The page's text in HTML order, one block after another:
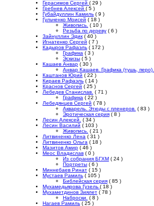
Герасимов Сергей ( 29 )
Гребнев Алексей ( 5 )
Губайдуллин Камиль ( 9 )
Гульченко Моисей ( 18 )
Живопись. ( 10 )
Резьба по дереву ( 6 )
Зайнуллин Эдик ( 40 )
Игнатенко Сергей ( 7 )
Кадыров Рафаэль ( 172 )
Графика ( 3 )
Эскизы ( 5 )
Кашаев Анвар ( 30 )
Анвар Кашаев. Графика (тушь, перо).
Каштанов Юрий ( 22 )
Кираев Рафаэль ( 14 )
Краснов Сергей ( 25 )
Лебедев Станислав. ( 71 )
Графика ( 22 )
Лебедянцев Сергей ( 78 )
Акварель. Этюды с пленеров. ( 83 )
Эротическая серия ( 8 )
Лесин Алексей. ( 34 )
Лесин Василий ( 103 )
Живопись. ( 21 )
Литвиненко Лена ( 31 )
Литвиненко Ольга ( 18 )
Мазитов Амир ( 46 )
Меос Владислав ( 0 )
Из собрания БГХМ ( 24 )
Портреты ( 6 )
Миннебаев Ринат ( 15 )
Мустаев Рамиль ( 105 )
Библейская серия ( 85 )
Мухамедьярова Гузель ( 18 )
Мухаметдинов Зиялет ( 78 )
Наброски. ( 8 )
Нагаев Рамиль ( 25 )